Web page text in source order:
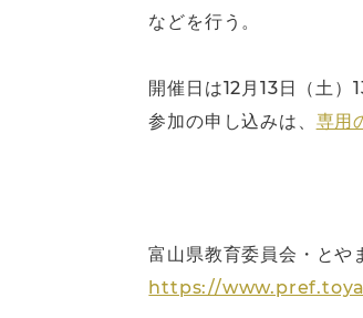
などを行う。
開催日は12月13日（土
参加の申し込みは、 専用
富山県教育委員会・とや
https://